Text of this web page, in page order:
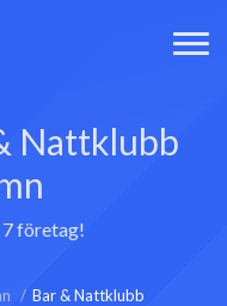
Nattklubb
7 företag!
Bar & Nattklubb